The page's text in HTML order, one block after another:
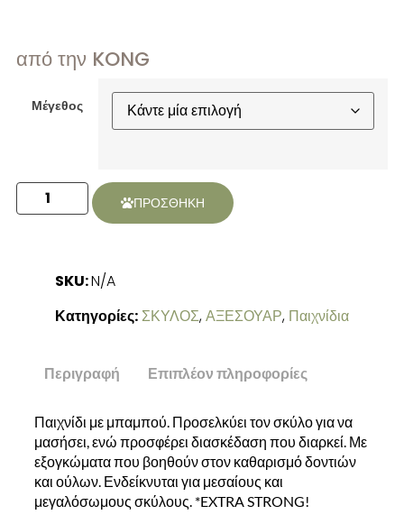
από την KONG
Μέγεθος
ΠΡΟΣΘΗΚΗ
SKU:N/A
Κατηγορίες:ΣΚΥΛΟΣ,ΑΞΕΣΟΥΑΡ, Παιχνίδια
Περιγραφή Επιπλέον πληροφορίες
Παιχνίδι με μπαμπού. Προσελκύει τον σκύλο για να
μασήσει, ενώ προσφέρει διασκέδαση που διαρκεί. Με
εξογκώματα που βοηθούν στον καθαρισμό δοντιών
και ούλων. Ενδείκνυται για μεσαίους και
μεγαλόσωμους σκύλους. *EXTRA STRONG!